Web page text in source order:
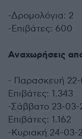
-Δρομολόγια: 2
-Επιβάτες: 600
Αναχωρήσεις
- Παρασκευή 22-
Επιβάτες: 1.343
-Σάββατο 23-03-
Επιβάτες: 1.162
-Κυριακή 24-03-